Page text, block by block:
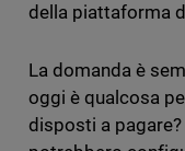
della piattaforma
La domanda è
oggi è qualcosa
disposti a pagare?